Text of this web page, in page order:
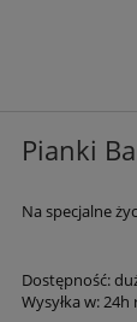
Pianki
Na specjalne
Dostępność:
Wysyłka w:24h